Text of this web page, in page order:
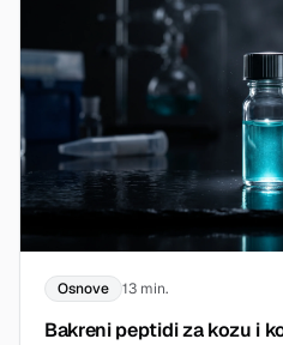
Osnove 13 min.
Bakreni peptidi za kozu i